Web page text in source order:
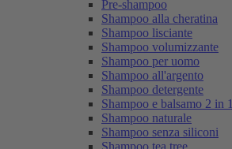
Pre-shampoo
Shampoo alla cheratina
Shampoo lisciante
Shampoo volumizzante
Shampoo per uomo
Shampoo all'argento
Shampoo detergente
Shampoo e balsamo 2 in 1
Shampoo naturale
Shampoo senza siliconi
Shampoo tea tree